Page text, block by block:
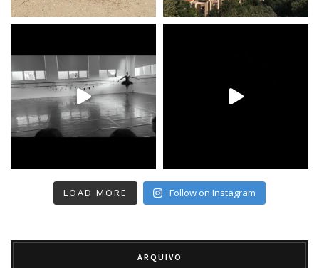
LOAD MORE Follow on Instagram
ARQUIVO